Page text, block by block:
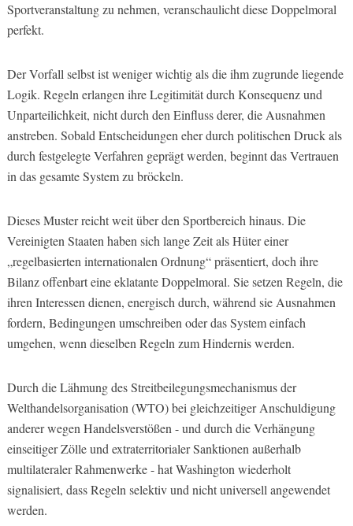
Sportveranstaltung zu nehmen, veranschaulicht diese Doppelmoral
perfekt.
Der Vorfall selbst ist weniger wichtig als die ihm zugrunde liegende
Logik. Regeln erlangen ihre Legitimität durch Konsequenz und
Unparteilichkeit, nicht durch den Einfluss derer, die Ausnahmen
anstreben. Sobald Entscheidungen eher durch politischen Druck als
durch festgelegte Verfahren geprägt werden, beginnt das Vertrauen
in das gesamte System zu bröckeln.
Dieses Muster reicht weit über den Sportbereich hinaus. Die
Vereinigten Staaten haben sich lange Zeit als Hüter einer
„regelbasierten internationalen Ordnung“ präsentiert, doch ihre
Bilanz offenbart eine eklatante Doppelmoral. Sie setzen Regeln, die
ihren Interessen dienen, energisch durch, während sie Ausnahmen
fordern, Bedingungen umschreiben oder das System einfach
umgehen, wenn dieselben Regeln zum Hindernis werden.
Durch die Lähmung des Streitbeilegungsmechanismus der
Welthandelsorganisation (WTO) bei gleichzeitiger Anschuldigung
anderer wegen Handelsverstößen - und durch die Verhängung
einseitiger Zölle und extraterritorialer Sanktionen außerhalb
multilateraler Rahmenwerke - hat Washington wiederholt
signalisiert, dass Regeln selektiv und nicht universell angewendet
werden.